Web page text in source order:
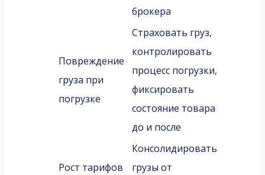
брокера
Повреждение
груза при
погрузке
Страховать груз,
контролировать
процесс погрузки,
фиксировать
состояние товара
до и после
Рост тарифов
Консолидировать
грузы от